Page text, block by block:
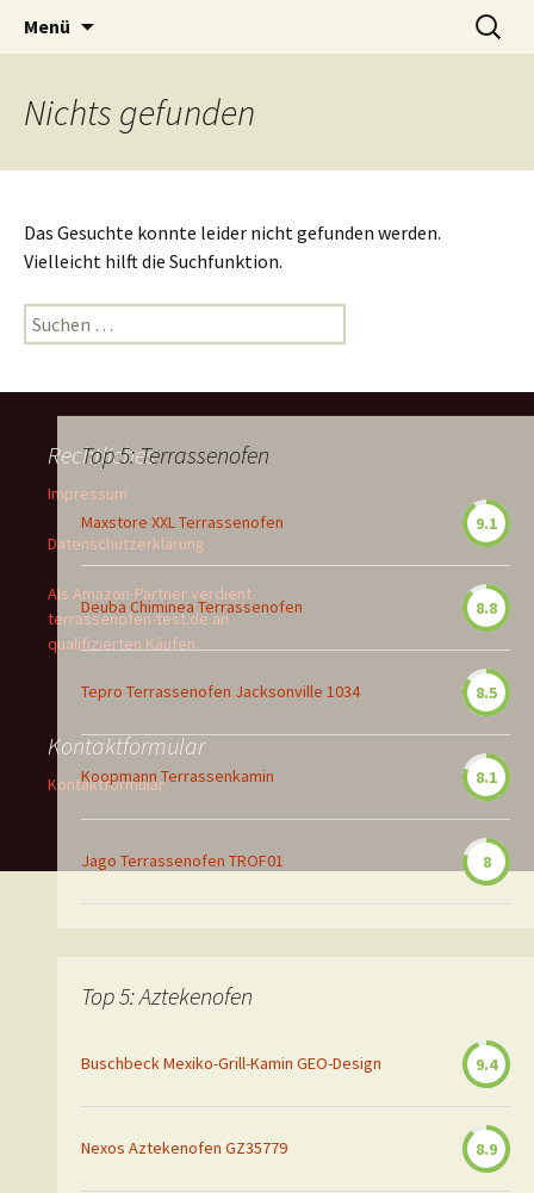
Menü
Suchen
nach:
Nichts gefunden
Das Gesuchte konnte leider nicht gefunden werden.
Vielleicht hilft die Suchfunktion.
Suchen
nach:
Top 5: Terrassenofen
Maxstore XXL Terrassenofen 9.1
Deuba Chiminea Terrassenofen 8.8
Tepro Terrassenofen Jacksonville 1034 8.5
Koopmann Terrassenkamin 8.1
Jago Terrassenofen TROF01 8
Top 5: Aztekenofen
Buschbeck Mexiko-Grill-Kamin GEO-Design 9.4
Nexos Aztekenofen GZ35779 8.9
Rechtliches
Impressum
Datenschutzerklärung
Als Amazon-Partner verdient
terrassenofen-test.de an
qualifizierten Käufen
Kontaktformular
Kontaktformular